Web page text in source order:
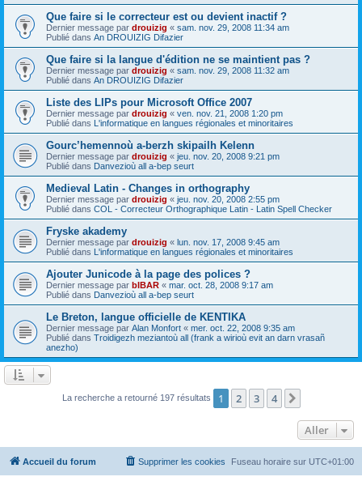
Que faire si le correcteur est ou devient inactif ?
Dernier message par drouizig « sam. nov. 29, 2008 11:34 am
Publié dans An DROUIZIG Difazier
Que faire si la langue d'édition ne se maintient pas ?
Dernier message par drouizig « sam. nov. 29, 2008 11:32 am
Publié dans An DROUIZIG Difazier
Liste des LIPs pour Microsoft Office 2007
Dernier message par drouizig « ven. nov. 21, 2008 1:20 pm
Publié dans L'informatique en langues régionales et minoritaires
Gourc’hemennoù a-berzh skipailh Kelenn
Dernier message par drouizig « jeu. nov. 20, 2008 9:21 pm
Publié dans Danvezioù all a-bep seurt
Medieval Latin - Changes in orthography
Dernier message par drouizig « jeu. nov. 20, 2008 2:55 pm
Publié dans COL - Correcteur Orthographique Latin - Latin Spell Checker
Fryske akademy
Dernier message par drouizig « lun. nov. 17, 2008 9:45 am
Publié dans L'informatique en langues régionales et minoritaires
Ajouter Junicode à la page des polices ?
Dernier message par bIBAR « mar. oct. 28, 2008 9:17 am
Publié dans Danvezioù all a-bep seurt
Le Breton, langue officielle de KENTIKA
Dernier message par Alan Monfort « mer. oct. 22, 2008 9:35 am
Publié dans Troidigezh meziantoù all (frank a wirioù evit an darn vrasañ
anezho)
La recherche a retourné 197 résultats 1 2 3 4
Aller
Accueil du forum Fuseau horaire sur UTC+01:00
Supprimer les cookies